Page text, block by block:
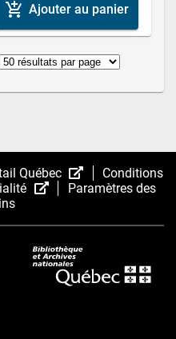
add_shopping_cart Ajouter au panier
Québec
(Cet
hyperlien
nouvelle
fenêtre.)
Conditions
(Cet
une
nouvelle
fenêtre.)
Paramètres des